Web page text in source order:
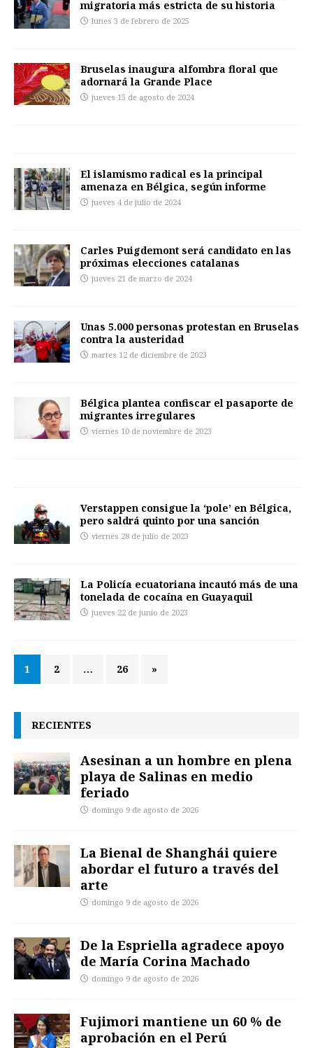
migratoria más estricta de su historia
lunes 3 de febrero de 2025
Bruselas inaugura alfombra floral que
adornará la Grande Place
jueves 15 de agosto de 2024
El islamismo radical es la principal
amenaza en Bélgica, según informe
jueves 4 de julio de 2024
Carles Puigdemont será candidato en las
próximas elecciones catalanas
jueves 21 de marzo de 2024
Unas 5.000 personas protestan en Bruselas
contra la austeridad
martes 12 de diciembre de 2023
Bélgica plantea confiscar el pasaporte de
migrantes irregulares
viernes 10 de noviembre de 2023
Verstappen consigue la ‘pole’ en Bélgica,
pero saldrá quinto por una sanción
viernes 28 de julio de 2023
La Policía ecuatoriana incautó más de una
tonelada de cocaína en Guayaquil
jueves 22 de junio de 2023
1 2 … 26 »
RECIENTES
Asesinan a un hombre en plena
playa de Salinas en medio
feriado
domingo 9 de agosto de 2026
La Bienal de Shanghái quiere
abordar el futuro a través del
arte
domingo 9 de agosto de 2026
De la Espriella agradece apoyo
de María Corina Machado
domingo 9 de agosto de 2026
Fujimori mantiene un 60 % de
aprobación en el Perú